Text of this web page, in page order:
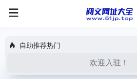
自助推荐热门
欢迎入驻！